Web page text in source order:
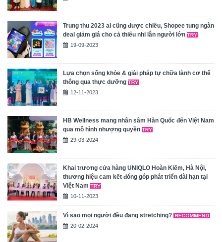
Trung thu 2023 ai cũng được chiều, Shopee tung ngàn
deal giảm giá cho cả thiếu nhi lẫn người lớn
19-09-2023
Lựa chọn sống khỏe & giải pháp tự chữa lành cơ thể
thông qua thực dưỡng
12-11-2023
HB Wellness mang nhân sâm Hàn Quốc đến Việt Nam
qua mô hình nhượng quyền
29-03-2024
Khai trương cửa hàng UNIQLO Hoàn Kiếm, Hà Nội,
thương hiệu cam kết đóng góp phát triển dài hạn tại
Việt Nam
10-11-2023
Vì sao mọi người đều đang stretching?
20-02-2024